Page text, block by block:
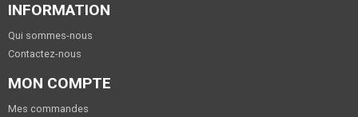
INFORMATION
Qui sommes-nous
Contactez-nous
MON COMPTE
Mes commandes